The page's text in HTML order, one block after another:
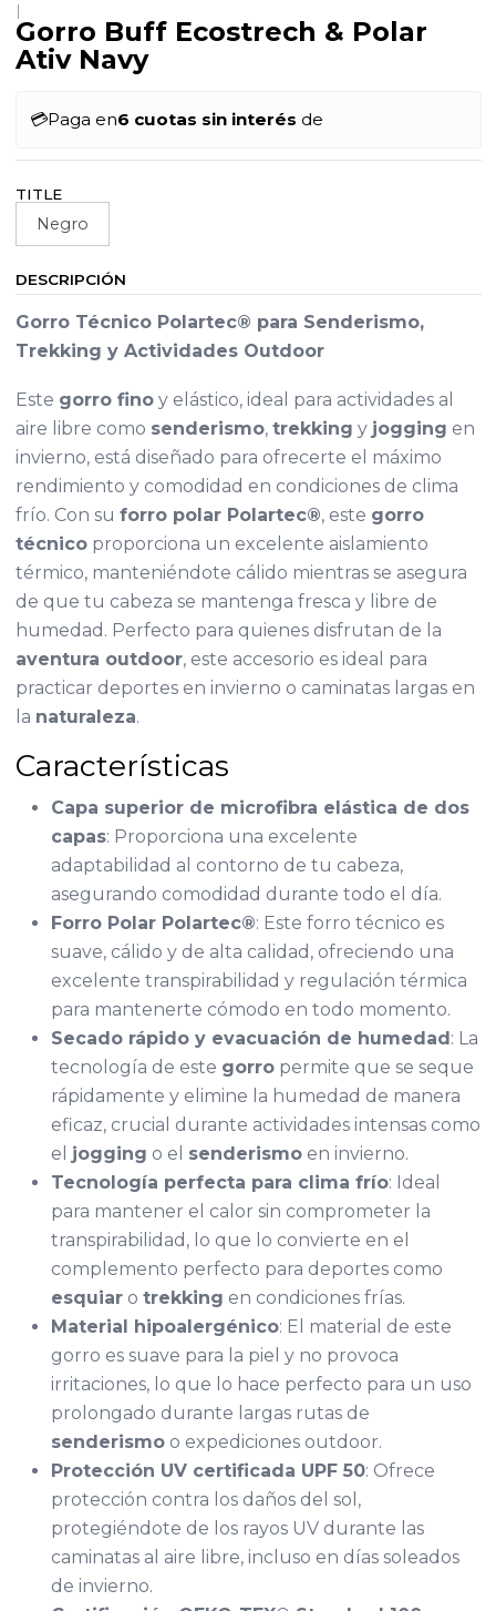
|
Gorro Buff Ecostrech & Polar
Ativ Navy
💳Paga en6 cuotas sin interés de
TITLE
Negro
DESCRIPCIÓN
Gorro Técnico Polartec® para Senderismo,
Trekking y Actividades Outdoor
Este gorro finoy elástico, ideal para actividades al
aire libre como senderismo, trekking y jogging en
invierno, está diseñado para ofrecerte el máximo
rendimiento y comodidad en condiciones de clima
frío. Con su forro polar Polartec®, este gorro
técnicoproporciona un excelente aislamiento
térmico, manteniéndote cálido mientras se asegura
de que tu cabeza se mantenga fresca y libre de
humedad. Perfecto para quienes disfrutan de la
aventura outdoor, este accesorio es ideal para
practicar deportes en invierno o caminatas largas en
la naturaleza.
Características
Capa superior de microfibra elástica de dos
capas: Proporciona una excelente
adaptabilidad al contorno de tu cabeza,
asegurando comodidad durante todo el día.
Forro Polar Polartec®: Este forro técnico es
suave, cálido y de alta calidad, ofreciendo una
excelente transpirabilidad y regulación térmica
para mantenerte cómodo en todo momento.
Secado rápido y evacuación de humedad : La
tecnología de este gorropermite que se seque
rápidamente y elimine la humedad de manera
eficaz, crucial durante actividades intensas como
el jogging o el senderismoen invierno.
Tecnología perfecta para clima frío: Ideal
para mantener el calor sin comprometer la
transpirabilidad, lo que lo convierte en el
complemento perfecto para deportes como
esquiaro trekking en condiciones frías.
Material hipoalergénico: El material de este
gorro es suave para la piel y no provoca
irritaciones, lo que lo hace perfecto para un uso
prolongado durante largas rutas de
senderismoo expediciones outdoor.
Protección UV certificada UPF 50: Ofrece
protección contra los daños del sol,
protegiéndote de los rayos UV durante las
caminatas al aire libre, incluso en días soleados
de invierno.